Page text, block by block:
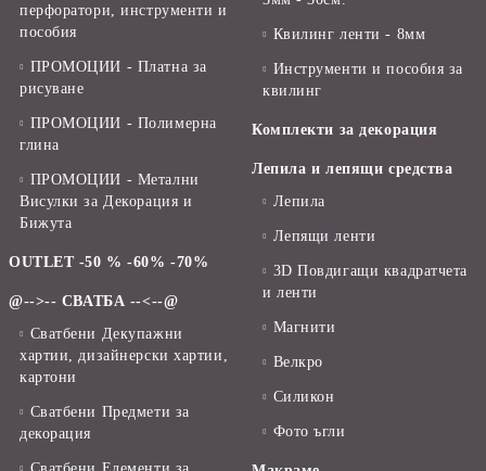
перфоратори, инструменти и
пособия
ПРОМОЦИИ - Платна за
рисуване
ПРОМОЦИИ - Полимерна
глина
ПРОМОЦИИ - Метални
Висулки за Декорация и
Бижута
OUTLET -50 % -60% -70%
@-->-- СВАТБА --<--@
Сватбени Декупажни
хартии, дизайнерски хартии,
картони
Сватбени Предмети за
декорация
Квилинг ленти - 8мм
Инструменти и пособия за
квилинг
Комплекти за декорация
Лепила и лепящи средства
Лепила
Лепящи ленти
3D Повдигащи квадратчета
и ленти
Магнити
Велкро
Силикон
Фото ъгли